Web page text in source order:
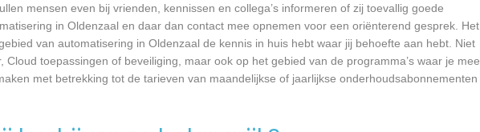
mensen even bij vrienden, kennissen en collega’s informeren of zij toevallig goede
in Oldenzaal en daar dan contact mee opnemen voor een oriënterend gesprek. Het
van automatisering in Oldenzaal de kennis in huis hebt waar jij behoefte aan hebt. Niet
toepassingen of beveiliging, maar ook op het gebied van de programma’s waar je mee
met betrekking tot de tarieven van maandelijkse of jaarlijkse onderhoudsabonnementen